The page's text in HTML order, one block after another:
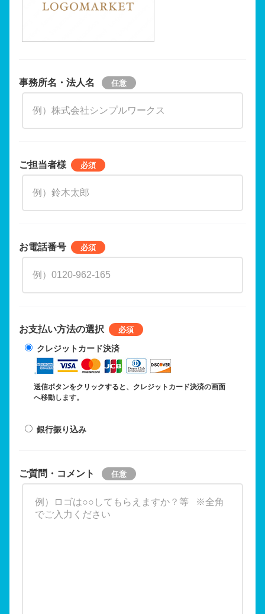
事務所名・法人名
ご担当者様
お電話番号
お支払い方法の選択
クレジットカード決済
送信ボタンをクリックすると、クレジットカード決済の画面
へ移動します。
銀行振り込み
ご質問・コメント